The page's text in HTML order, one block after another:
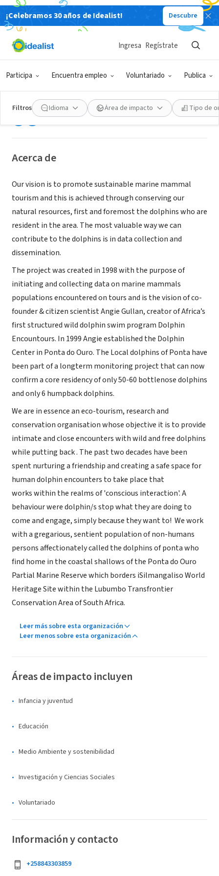
¡Celebramos 30 años de Idealist! Descubre
Participa Encuentra empleo Voluntariado Publica
Ingresa Regístrate
Filtros Idioma Área de impacto Tipo de
Dolphin Encountours Research
Center
Matutuine, --- Select One ---,
Mozambique |dolphinencountours.org
Acerca de
Our vision is to promote sustainable marine mammal
tourism and this is achieved through conserving our
natural resources, first and foremost the dolphins who are
resident in the area. The most valuable way we can
contribute to the dolphins is in data collection and
dissemination.
The project was created in 1998 with the purpose of
initiating and collecting data on marine mammals
populations encountered on tours and is the vision of co-
founder & citizen scientist Angie Gullan, creator of Africa’s
first structured wild dolphin swim program Dolphin
Encountours. In 1999 Angie established the Dolphin
Center in Ponta do Ouro. The Local dolphins of Ponta have
been part of a longterm monitoring project that can now
confirm a core residency of only 50-60 bottlenose dolphins
and only 6 humpback dolphins.
We are in essence an eco-tourism, research and
conservation organisation whose objective it is to provide
intimate and close encounters with wild and free dolphins
while putting back . The past two decades have been
spent nurturing a friendship and creating a safe space for
human dolphin encounters to take place that
works within the realms of 'conscious interaction'. A
behaviour were dolphin/s stop what they are doing to
come and engage, simply because they want to! We work
with a gregarious, sentient population of non-humans
persons affectionately called the dolphins of ponta who
find home in the coastal shallows of the Ponta do Ouro
Partial Marine Reserve which borders iSilmangaliso World
Heritage Site within the Lubumbo Transfrontier
Conservation Area of South Africa.
Leer más sobre esta organización
Leer menos sobre esta organización
Áreas de impacto incluyen
Infancia y juventud
Educación
Medio Ambiente y sostenibilidad
Investigación y Ciencias Sociales
Voluntariado
Información y contacto
+258843303859